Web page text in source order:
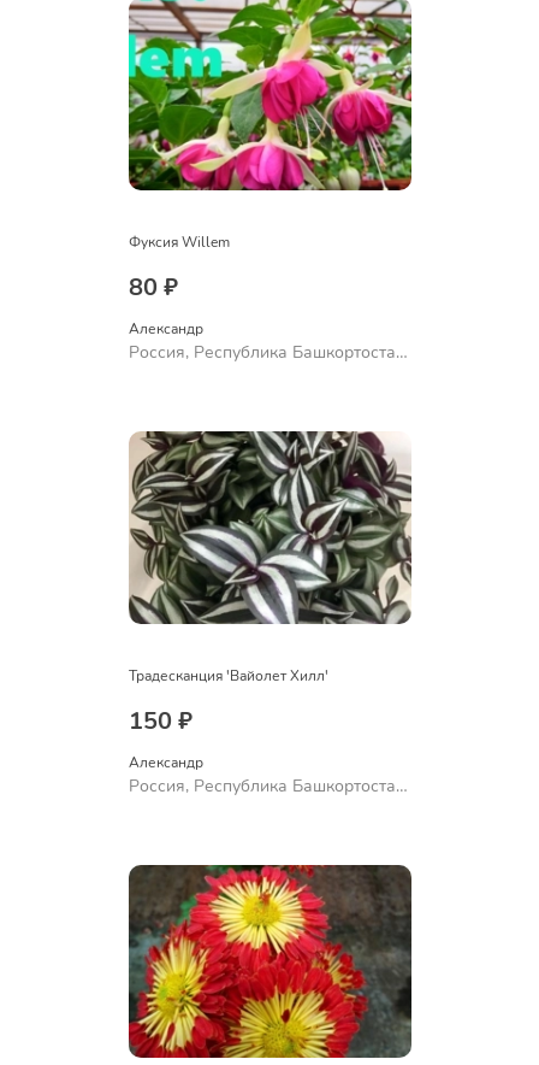
Фуксия Willem
80 ₽
Александр
Россия, Республика Башкортостан,
Традесканция 'Вайолет Хилл'
150 ₽
Александр
Россия, Республика Башкортостан,